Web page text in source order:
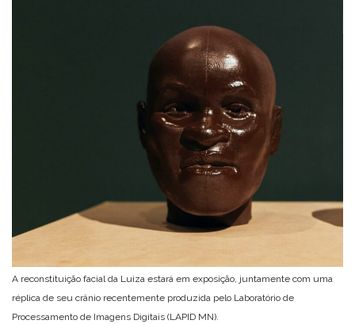
A reconstituição facial da Luiza estará em exposição, juntamente com uma
réplica de seu crânio recentemente produzida pelo Laboratório de
Processamento de Imagens Digitais (LAPID MN).